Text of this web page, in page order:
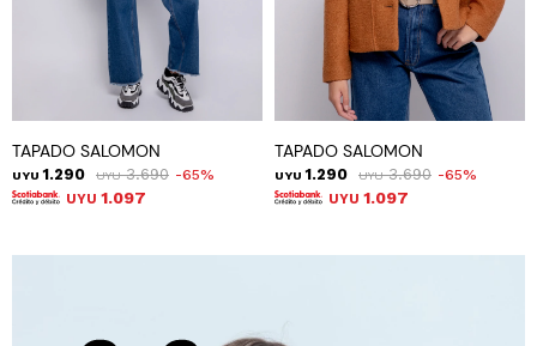
TAPADO SALOMON
UYU 1.290 UYU 3.690 65
UYU 1.097
TAPADO SALOMON
UYU 1.290 UYU 3.690 65
UYU 1.097